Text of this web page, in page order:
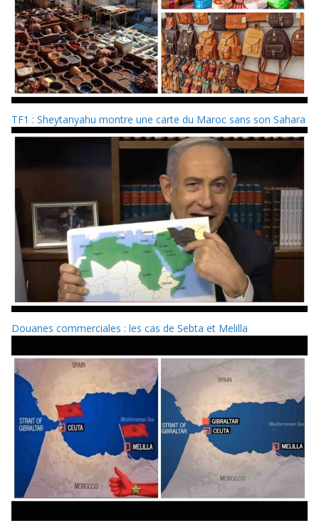
TF1 : Sheytanyahu montre une carte du Maroc sans son Sahara
Douanes commerciales : les cas de Sebta et Melilla